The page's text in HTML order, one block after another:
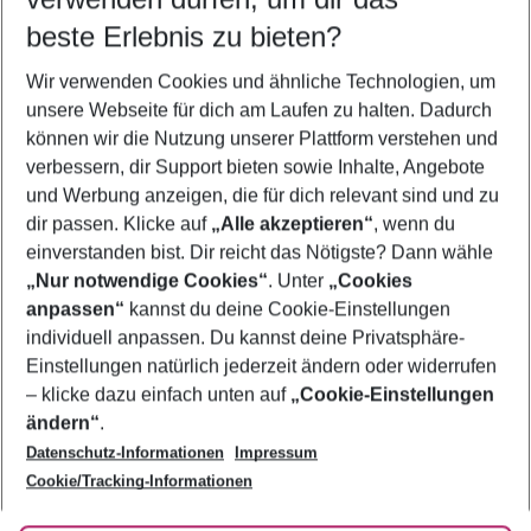
5-8 Nächte
2 Erwachsene Keine Kinder
Mehr Filter anzeigen
Footer
Footer navigation
Über uns
AGB
Bestpreisgarantie
Cookie-Einstellungen ändern
Cookie-Richtlinie
Agenturbetreuung
Barrierefreies Reisen
Folge uns
beste Erlebnis zu bieten?
Wir verwenden Cookies und ähnliche Technologien, um
unsere Webseite für dich am Laufen zu halten. Dadurch
können wir die Nutzung unserer Plattform verstehen und
verbessern, dir Support bieten sowie Inhalte, Angebote
und Werbung anzeigen, die für dich relevant sind und zu
dir passen. Klicke auf „Alle akzeptieren“, wenn du
einverstanden bist. Dir reicht das Nötigste? Dann wähle
„Nur notwendige Cookies“. Unter „Cookies
anpassen“ kannst du deine Cookie-Einstellungen
individuell anpassen. Du kannst deine Privatsphäre-
Einstellungen natürlich jederzeit ändern oder widerrufen
– klicke dazu einfach unten auf „Cookie-Einstellungen
ändern“.
Datenschutz-Informationen
Impressum
Cookie/Tracking-Informationen